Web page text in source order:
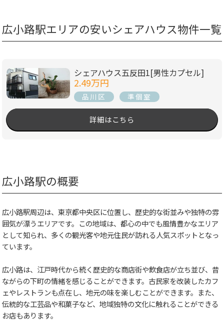
広小路駅エリアの安いシェアハウス物件一覧
シェアハウス五反田1[男性カプセル]
2.49万円
品川区 準個室
詳細はこちら
広小路駅の概要
広小路駅周辺は、東京都中央区に位置し、歴史的な街並みや独特の雰
囲気が漂うエリアです。この地域は、都心の中でも風情豊かなエリア
として知られ、多くの観光客や地元住民が訪れる人気スポットとなっ
ています。
広小路は、江戸時代から続く歴史的な商店街や飲食店が立ち並び、昔
ながらの下町の情緒を感じることができます。古民家を改装したカフ
ェやレストランも点在し、地元の味を楽しむことができます。また、
伝統的な工芸品や和菓子など、地域独特の文化に触れることができる
お店もあります。